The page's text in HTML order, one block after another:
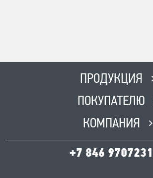
ПРОДУКЦИЯ
ПОКУПАТЕЛЮ
КОМПАНИЯ
+7 846 9707231